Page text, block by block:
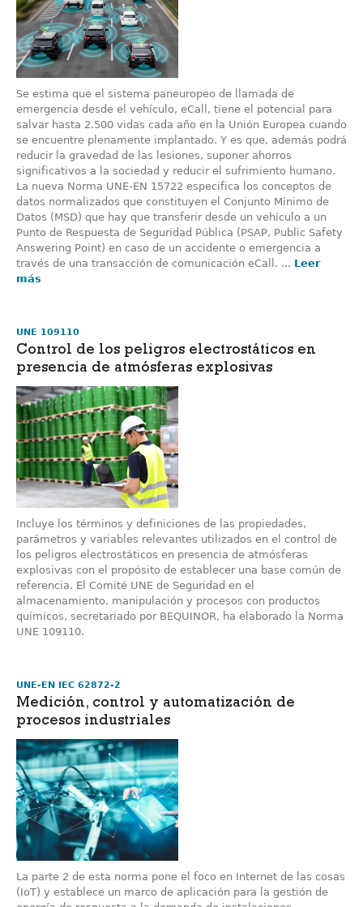
Se estima que el sistema paneuropeo de llamada de
emergencia desde el vehículo, eCall, tiene el potencial para
salvar hasta 2.500 vidas cada año en la Unión Europea cuando
se encuentre plenamente implantado. Y es que, además podrá
reducir la gravedad de las lesiones, suponer ahorros
significativos a la sociedad y reducir el sufrimiento humano.
La nueva Norma UNE-EN 15722 especifica los conceptos de
datos normalizados que constituyen el Conjunto Mínimo de
Datos (MSD) que hay que transferir desde un vehículo a un
Punto de Respuesta de Seguridad Pública (PSAP, Public Safety
Answering Point) en caso de un accidente o emergencia a
través de una transacción de comunicación eCall. ... Leer
más
UNE 109110
Control de los peligros electrostáticos en
presencia de atmósferas explosivas
Incluye los términos y definiciones de las propiedades,
parámetros y variables relevantes utilizados en el control de
los peligros electrostáticos en presencia de atmósferas
explosivas con el propósito de establecer una base común de
referencia. El Comité UNE de Seguridad en el
almacenamiento, manipulación y procesos con productos
químicos, secretariado por BEQUINOR, ha elaborado la Norma
UNE 109110.
UNE-EN IEC 62872-2
Medición, control y automatización de
procesos industriales
La parte 2 de esta norma pone el foco en Internet de las cosas
(IoT) y establece un marco de aplicación para la gestión de